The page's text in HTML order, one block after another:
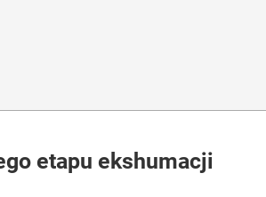
etapu ekshumacji